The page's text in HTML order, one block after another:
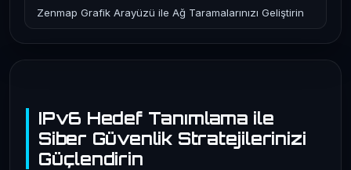
IPv6 Hedef Tanımlama ile
Siber Güvenlik Stratejilerinizi
Güçlendirin
Zenmap Grafik Arayüzü ile Ağ Taramalarınızı Geliştirin